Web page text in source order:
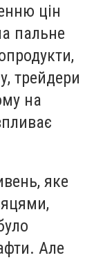
цін
пальне
трейдери
на
яке
Але